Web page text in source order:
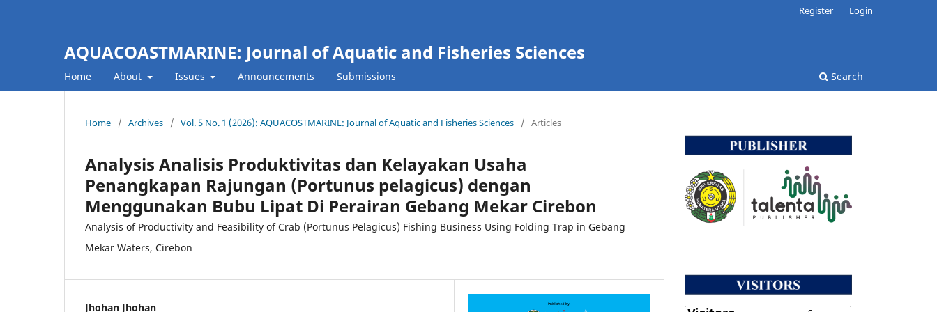
AQUACOASTMARINE: Journal of Aquatic and Fisheries Sciences
Home About Issues Announcements Submissions Search
Register Login
Home / Archives / Vol. 5 No. 1 (2026): AQUACOSTMARINE: Journal of Aquatic and Fisheries Sciences / Articles
Analysis Analisis Produktivitas dan Kelayakan Usaha
Penangkapan Rajungan (Portunus pelagicus) dengan
Menggunakan Bubu Lipat Di Perairan Gebang Mekar Cirebon
Analysis of Productivity and Feasibility of Crab (Portunus Pelagicus) Fishing Business Using Folding Trap in Gebang
Mekar Waters, Cirebon
Jhohan Jhohan